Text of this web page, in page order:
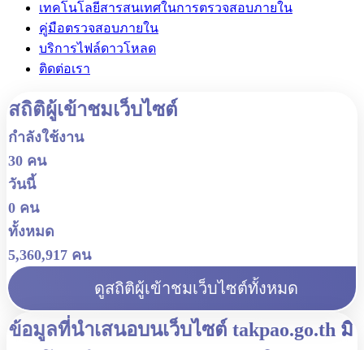
เทคโนโลยีสารสนเทศในการตรวจสอบภายใน
คู่มือตรวจสอบภายใน
บริการไฟล์ดาวโหลด
ติดต่อเรา
สถิติผู้เข้าชมเว็บไซต์
กำลังใช้งาน
30 คน
วันนี้
0 คน
ทั้งหมด
5,360,917 คน
ดูสถิติผู้เข้าชมเว็บไซต์ทั้งหมด
ข้อมูลที่นำเสนอบนเว็บไซต์ takpao.go.th มี